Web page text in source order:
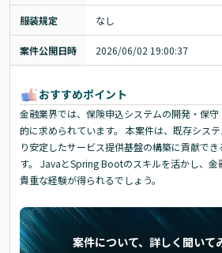
服装規定 なし
案件公開日時 2026/06/02 19:00:37
おすすめポイント
金融業界では、保険申込システムの開発・保
的に求められています。 本案件は、既存シス
り安定したサービス提供基盤の構築に貢献で
す。 JavaとSpring Bootのスキルを活かし、金
貴重な経験が得られるでしょう。
案件について、詳しく聞いて